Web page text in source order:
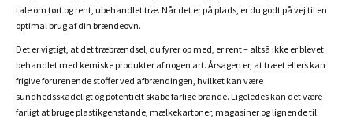
tale om tørt og rent, ubehandlet træ. Når det er på plads, er du godt på vej til en
optimal brug af din brændeovn.
Det er vigtigt, at det træbrændsel, du fyrer op med, er rent – altså ikke er blevet
behandlet med kemiske produkter af nogen art. Årsagen er, at træet ellers kan
frigive forurenende stoffer ved afbrændingen, hvilket kan være
sundhedsskadeligt og potentielt skabe farlige brande. Ligeledes kan det være
farligt at bruge plastikgenstande, mælkekartoner, magasiner og lignende til